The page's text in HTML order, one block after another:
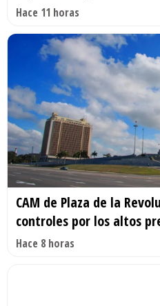
Hace 11 horas
CAM de Plaza de la
controles por los altos
Hace 8 horas